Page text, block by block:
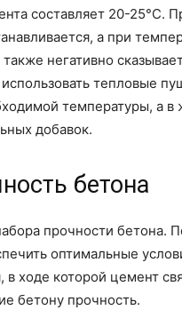
составляет 20-25°C.
а при
негативно
тепловые
температуры, а в
добавок.
бетона
прочности бетона.
оптимальные
ходе которой цемент
бетону прочность.